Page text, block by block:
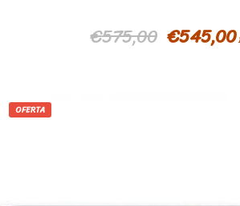
€575,00 €545,00
OFERTA